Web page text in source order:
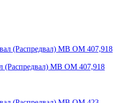
(Распредвал) МВ ОМ 407,918